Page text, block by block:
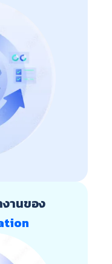
งานของ